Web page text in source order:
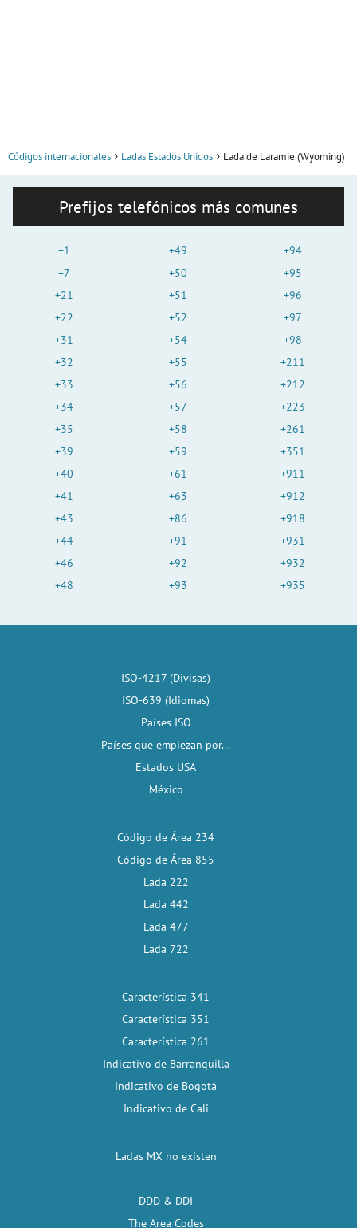
Códigos internacionales Ladas Estados Unidos Lada de Laramie (Wyoming)
Prefijos telefónicos más comunes
+1
+7
+21
+22
+31
+32
+33
+34
+35
+39
+40
+41
+43
+44
+46
+48
+49
+50
+51
+52
+54
+55
+56
+57
+58
+59
+61
+63
+86
+91
+92
+93
+94
+95
+96
+97
+98
+211
+212
+223
+261
+351
+911
+912
+918
+931
+932
+935
ISO-4217 (Divisas)
ISO-639 (Idiomas)
Países ISO
Países que empiezan por...
Estados USA
México
Código de Área 234
Código de Área 855
Lada 222
Lada 442
Lada 477
Lada 722
Característica 341
Característica 351
Característica 261
Indicativo de Barranquilla
Indicativo de Bogotá
Indicativo de Cali
Ladas MX no existen
DDD & DDI
The Area Codes